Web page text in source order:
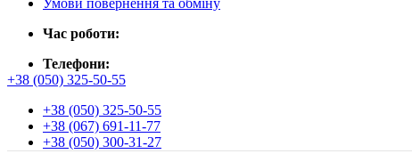
Умови повернення та обміну
Час роботи:
Телефони:
+38 (050) 325-50-55
+38 (050) 325-50-55
+38 (067) 691-11-77
+38 (050) 300-31-27